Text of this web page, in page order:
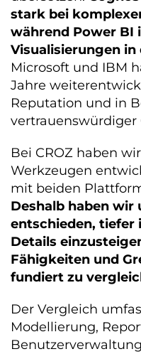
stark bei
während Power BI
Visualisierungen
Microsoft und IBM
Jahre
Reputation und in
vertrauenswürdiger
Bei CROZ haben
Werkzeugen
mit beiden
Deshalb haben wir
entschieden, tiefer
Details
Fähigkeiten und
fundiert zu
Der Vergleich
Modellierung,